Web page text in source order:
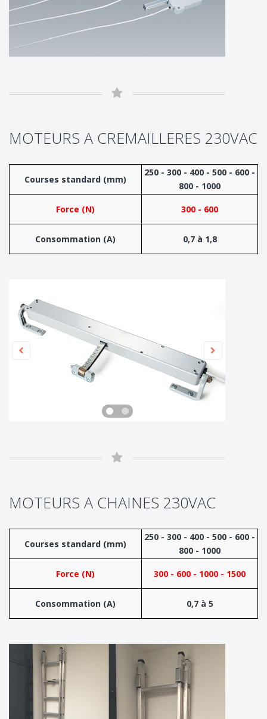
MOTEURS A CREMAILLERES 230VAC
Courses standard (mm)
250 - 300 - 400 - 500 - 600 -
800 - 1000
Force (N) 300 - 600
Consommation (A) 0,7 à 1,8
MOTEURS A CHAINES 230VAC
Courses standard (mm)
250 - 300 - 400 - 500 - 600 -
800 - 1000
Force (N) 300 - 600 - 1000 - 1500
Consommation (A) 0,7 à 5